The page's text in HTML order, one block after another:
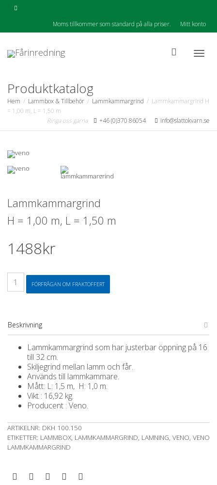
Moms tillkommer som standard på alla priser. Mitt konto
Produktkatalog
Hem Lammbox & Tillbehör Lammkammargrind
Lammkammargrind H
= 1,00 m, L = 1,50 m
Ringa oss gärna
+46 (0)370 86054 info@slattokvarn.se
Lammkammargrind
H = 1,00 m, L = 1,50 m
1488kr
Lammkammargrind
L
=
1,50
mängd
FÖRFRÅGAN OM FRAKTOFFERT
Beskrivning
Lammkammargrind som har justerbar öppning på 16
till 32 cm.
Skiljegrind mellan lamm och får.
Används till lammkammare.
Mått: L: 1,5 m, H: 1,0 m.
Vikt : 16,92 kg.
Producent : Veno.
ARTIKELNR: DKH 100.150
ETIKETTER: LAMMBOX, LAMMKAMMARGRIND, LAMNING, VENO, VENO
LAMMKAMMARGRIND